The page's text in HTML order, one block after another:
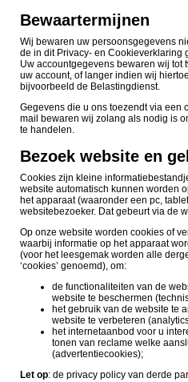
Bewaartermijnen
Wij bewaren uw persoonsgegevens
de in dit Privacy- en Cookieverklaring
Uw accountgegevens bewaren wij tot
uw account, of langer indien wij
bijvoorbeeld de Belastingdienst.
Gegevens die u ons toezendt via een
mail bewaren wij zolang als nodig is
te handelen.
Bezoek website en
Cookies zijn kleine
website automatisch kunnen worden
het apparaat (waaronder een pc,
websitebezoeker. Dat gebeurt via de
Op onze website worden cookies of
waarbij informatie op het apparaat
(voor het leesgemak worden alle
‘cookies’ genoemd), om:
de functionaliteiten van de
website te beschermen
het gebruik van de website te
website te verbeteren
het internetaanbod voor u
tonen van reclame welke
(advertentiecookies);
Let op: de privacy policy van derde